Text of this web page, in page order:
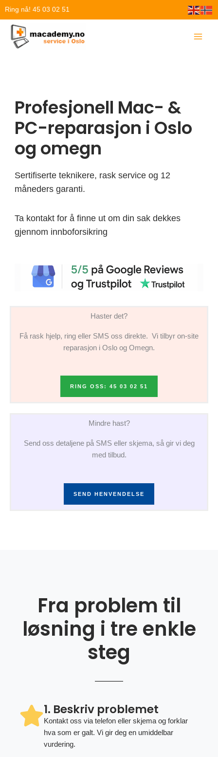
Hopp
innholdet
Ring nå! 45 03 02 51
Profesjonell Mac- &
PC-reparasjon i Oslo
og omegn
Sertifiserte teknikere, rask service og 12
måneders garanti.
Ta kontakt for å finne ut om din sak dekkes
gjennom innboforsikring
Haster det?
Få rask hjelp, ring eller SMS oss direkte. Vi tilbyr on-site
reparasjon i Oslo og Omegn.
RING OSS: 45 03 02 51
Mindre hast?
Send oss detaljene på SMS eller skjema, så gir vi deg
med tilbud.
SEND HENVENDELSE
Fra problem til
løsning i tre enkle
steg
1. Beskriv problemet
Kontakt oss via telefon eller skjema og forklar
hva som er galt. Vi gir deg en umiddelbar
vurdering.